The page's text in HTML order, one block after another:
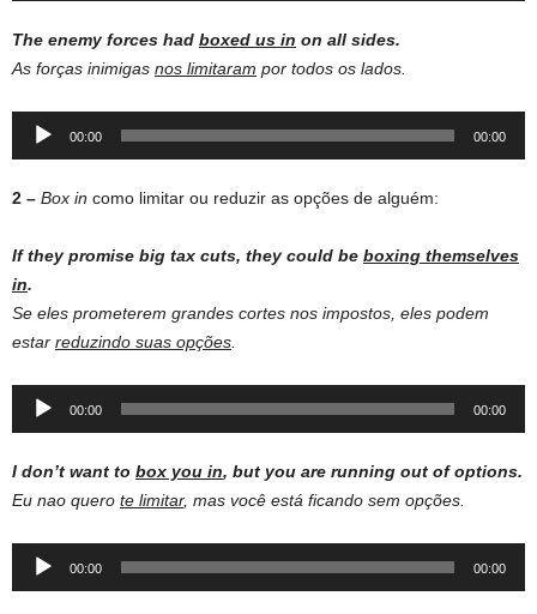
The enemy forces had boxed us in on all sides.
As forças inimigas nos limitaram por todos os lados.
Audio
00:00 00:00
2 – Box in como limitar ou reduzir as opções de alguém:
If they promise big tax cuts, they could be boxing themselves
in.
Se eles prometerem grandes cortes nos impostos, eles podem
estar reduzindo suas opções
Audio
00:00 00:00
I don’t want to box you in, but you are running out of options.
Eu nao quero te limitar, mas você está ficando sem opções.
Audio
00:00 00:00